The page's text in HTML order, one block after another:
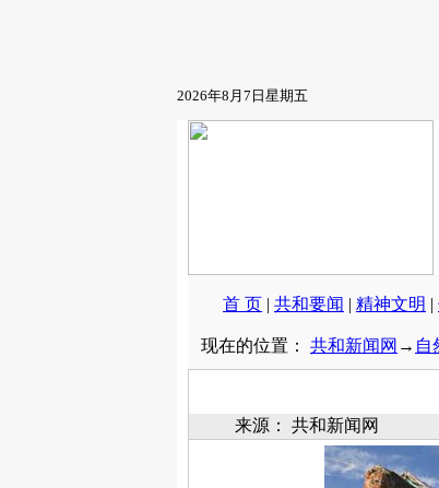
首 页 | 共和要闻 | 精神文明 |
现在的位置： 共和新闻网 → 自
来源： 共和新闻网